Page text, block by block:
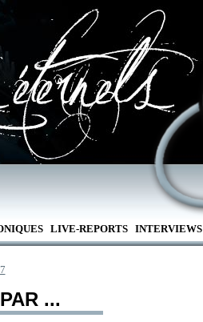
LIVE-REPORTS INTERVIEWS
...